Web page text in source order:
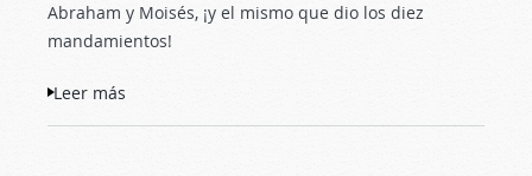
Abraham y Moisés, ¡y el mismo que dio los diez
mandamientos!
Leer más